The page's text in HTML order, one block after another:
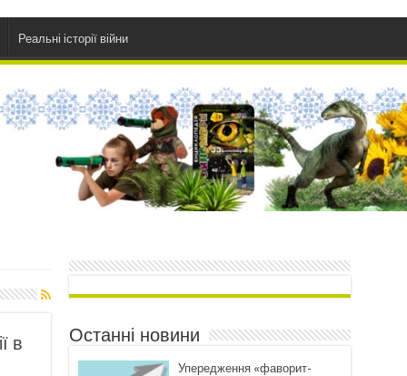
Реальні історії війни
в
Останні новини
Упередження «фаворит-